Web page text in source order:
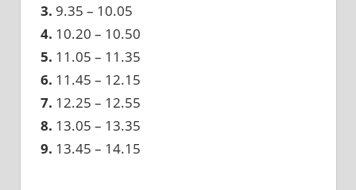
3. 9.35 – 10.05
4. 10.20 – 10.50
5. 11.05 – 11.35
6. 11.45 – 12.15
7. 12.25 – 12.55
8. 13.05 – 13.35
9. 13.45 – 14.15